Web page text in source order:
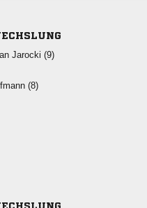
 
